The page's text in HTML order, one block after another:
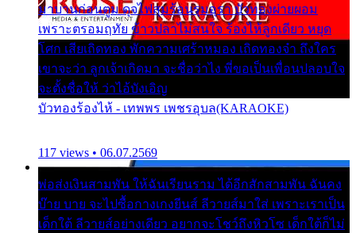
มาบานก่อนตูม ดุจไฟสุมร้อนรุมอุรา บัวทองผ่ายผอม
เพราะตรอมฤทัย ข้าวปลาไม่สนใจ ร้องไห้ลูกเดียว หยุด
โศก เสียเถิดทอง พักความเศร้าหมอง เถิดทองจ๋า ถึงใคร
เขาจะว่า ลูกเจ้าเกิดมา จะชื่อว่าไง พี่ขอเป็นเพื่อนปลอบใจ
จะตั้งชื่อให้ ว่าไอ้บังเอิญ
บัวทองร้องไห้ - เทพพร เพชรอุบล(KARAOKE)
117 views • 06.07.2569
พ่อส่งเงินสามพัน ให้ฉันเรียนราม ได้อีกสักสามพัน ฉันคง
บ๊าย บาย จะไปซื้อกางเกงยีนส์ ลีวายส์มาใส่ เพราะเราเป็น
เด็กใต้ ลีวายส์อย่างเดียว อยากจะโชว์ถึงหิวโซ เด็กใต้ก็ไม่